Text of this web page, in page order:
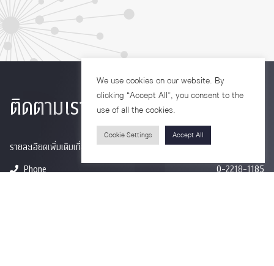
ติดตามเรา
รายละเอียดเพิ่มเติมเกี่ยวกับคณะ ติดตามข่าวสารคณะ
Phone
0-2218-1185
We use cookies on our website. By
clicking “Accept All”, you consent to the
use of all the cookies.
Cookie Settings Accept All